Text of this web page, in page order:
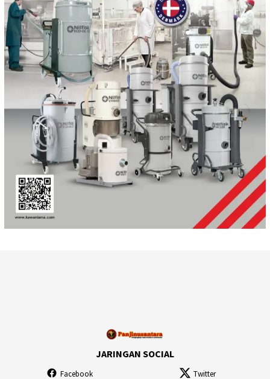
JARINGAN SOCIAL
Facebook Twitter